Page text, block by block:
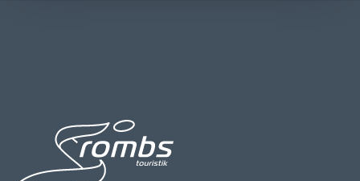
entdecken und unvergessliche Erinnerungen zu schaffen.
Die Kombination aus atemberaubender Natur, reicher
Geschichte und kulinarischen Genüssen macht Cinque
Terre zu einem unvergesslichen Ziel für Reisende.
Freizeitmöglichkeiten macht Cinque Terre zu einem
bereichernden Erlebnis für alle, die die Faszination dieser
einzigartigen Region entdecken möchten.